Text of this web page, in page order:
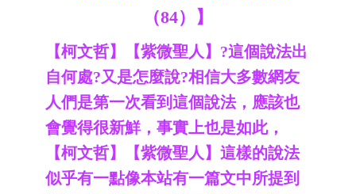
（84）】
【柯文哲】【紫微聖人】?這個說法出
自何處?又是怎麼說?相信大多數網友
人們是第一次看到這個說法，應該也
會覺得很新鮮，事實上也是如此，
【柯文哲】【紫微聖人】這樣的說法
似乎有一點像本站有一篇文中所提到